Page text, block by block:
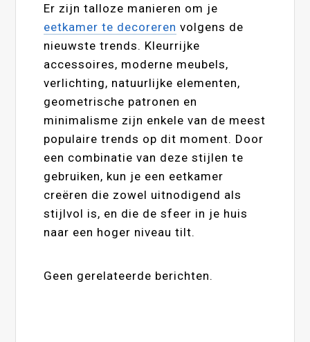
Er zijn talloze manieren om je
eetkamer te decoreren volgens de
nieuwste trends. Kleurrijke
accessoires, moderne meubels,
verlichting, natuurlijke elementen,
geometrische patronen en
minimalisme zijn enkele van de meest
populaire trends op dit moment. Door
een combinatie van deze stijlen te
gebruiken, kun je een eetkamer
creëren die zowel uitnodigend als
stijlvol is, en die de sfeer in je huis
naar een hoger niveau tilt.
Geen gerelateerde berichten.